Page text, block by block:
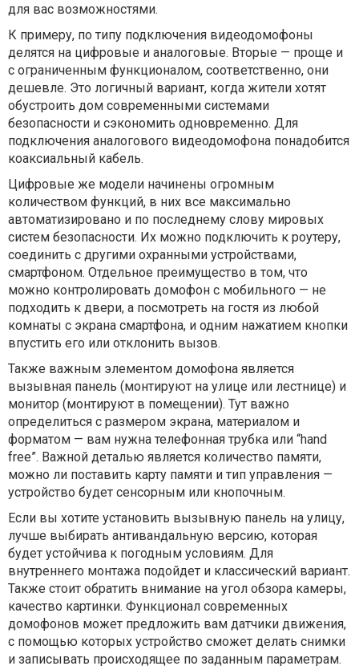
для вас возможностями.
К примеру, по типу подключения видеодомофоны
делятся на цифровые и аналоговые. Вторые — проще и
с ограниченным функционалом, соответственно, они
дешевле. Это логичный вариант, когда жители хотят
обустроить дом современными системами
безопасности и сэкономить одновременно. Для
подключения аналогового видеодомофона понадобится
коаксиальный кабель.
Цифровые же модели начинены огромным
количеством функций, в них все максимально
автоматизировано и по последнему слову мировых
систем безопасности. Их можно подключить к роутеру,
соединить с другими охранными устройствами,
смартфоном. Отдельное преимущество в том, что
можно контролировать домофон с мобильного — не
подходить к двери, а посмотреть на гостя из любой
комнаты с экрана смартфона, и одним нажатием кнопки
впустить его или отклонить вызов.
Также важным элементом домофона является
вызывная панель (монтируют на улице или лестнице) и
монитор (монтируют в помещении). Тут важно
определиться с размером экрана, материалом и
форматом — вам нужна телефонная трубка или “hand
free”. Важной деталью является количество памяти,
можно ли поставить карту памяти и тип управления —
устройство будет сенсорным или кнопочным.
Если вы хотите установить вызывную панель на улицу,
лучше выбирать антивандальную версию, которая
будет устойчива к погодным условиям. Для
внутреннего монтажа подойдет и классический вариант.
Также стоит обратить внимание на угол обзора камеры,
качество картинки. Функционал современных
домофонов может предложить вам датчики движения,
с помощью которых устройство сможет делать снимки
и записывать происходящее по заданным параметрам.